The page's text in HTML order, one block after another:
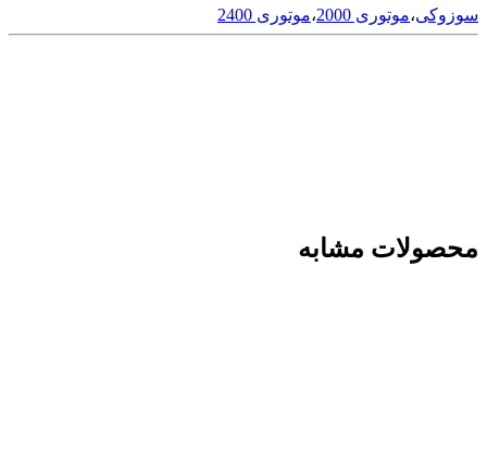
سوزوکی،موتوری 2000 ،موتوری 2400
محصولات مشابه